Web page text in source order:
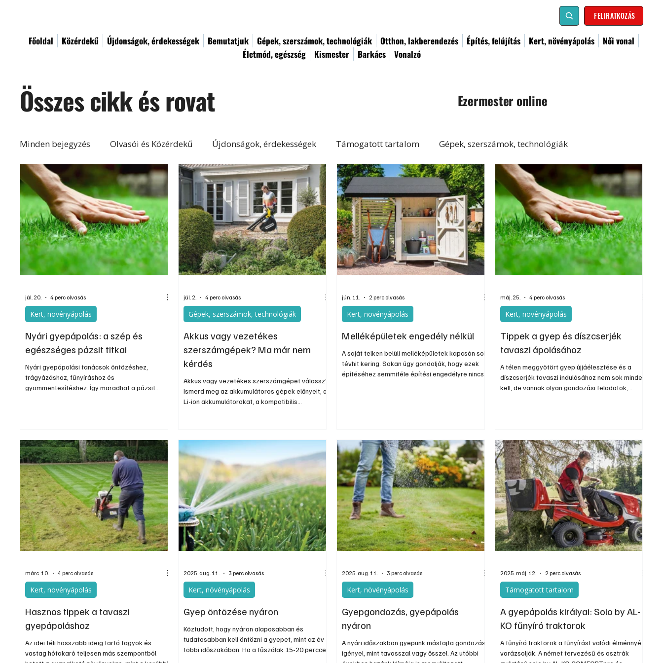
FELIRATKOZÁS
Főoldal Közérdekű Újdonságok, érdekességek Bemutatjuk Gépek, szerszámok, technológiák Otthon, lakberendezés Építés, felújítás Kert, növényápolás
Női vonal
Életmód, egészség
Kismester Barkács Vonalzó
Összes cikk és rovat Ezermester online
Minden bejegyzés Olvasói és Közérdekű Újdonságok, érdekességek Támogatott tartalom Gépek, szerszámok, technológiák
Építés, felújítás Otthon, lakberendezés Életmód, egészség Kert, növényápolás Női vonal Kismester Barkács Címoldal
Egyéb Elektronika Hobby Általános Információs oldal Oldtimer Kiadványok Szerkesztői Ezermester Extra
Nyári gyepápolás: a szép és
egészséges pázsit titkai
Nyári gyepápolási tanácsok öntözéshez,
trágyázáshoz, fűnyíráshoz és
gyommentesítéshez. Így maradhat a pázsit
A nyári időszak a gyep számára az egyik
legnagyobb kihívást jelentő évszak. A magas
hőmérséklet, az intenzív napsugárzás, az
időszakos csapadékhiány és a fokozott
használat egyaránt stresszh
Kert, növényápolás
júl. 20. 4 perc olvasás
Akkus vagy vezetékes
szerszámgépek? Ma már nem
kérdés
Akkus vagy vezetékes szerszámgépet válassz?
Ismerd meg az akkumulátoros gépek előnyeit, a
Li-ion akkumulátorokat, a kompatibilis
ma már számos felhasználási területen felveszik
a versenyt a vezetékes modellekkel. A korszerű
Li-ion technológia, a nagyobb kapacitású
akkumulátorok és az egységes akkumulátor-
platformok révén egyre többen választjá
Gépek, szerszámok, technológiák
júl. 2. 4 perc olvasás
Melléképületek engedély nélkül
A saját telken belüli melléképületek kapcsán sok
tévhit kering. Sokan úgy gondolják, hogy ezek
építéséhez semmiféle építési engedélyre nincs
Kert, növényápolás
jún. 11. 2 perc olvasás
Tippek a gyep és díszcserjék
tavaszi ápolásához
A télen meggyötört gyep újjáélesztése és a
díszcserjék tavaszi indulásához nem sok minden
kell, de vannak olyan gondozási feladatok,
hogy a pázsit gyorsan regenerálódjon a tél után
és újra teljes értékű zöld szőnyege legyen a
kertnek.
Kert, növényápolás
máj. 25. 4 perc olvasás
Hasznos tippek a tavaszi
gyepápoláshoz
Az idei téli hosszabb ideig tartó fagyok és
vastag hótakaró teljesen más szempontból
Kert, növényápolás
márc. 10. 4 perc olvasás
Gyep öntözése nyáron
Köztudott, hogy nyáron alaposabban és
tudatosabban kell öntözni a gyepet, mint az év
többi időszakában. Ha a fűszálak 15-20 perccel
Kert, növényápolás
2025. aug. 11. 3 perc olvasás
Gyepgondozás, gyepápolás
nyáron
A nyári időszakban gyepünk másfajta gondozást
igényel, mint tavasszal vagy ősszel. Az utóbbi
Kert, növényápolás
2025. aug. 11. 3 perc olvasás
A gyepápolás királyai: Solo by AL-
KO fűnyíró traktorok
A fűnyíró traktorok a fűnyírást valódi élménnyé
varázsolják. A német tervezésű és osztrák
Támogatott tartalom
2025. máj. 12. 2 perc olvasás